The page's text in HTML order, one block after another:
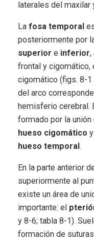
laterales del maxilar
La fosa temporal
posteriormente por
superior e inferior,
frontal y cigomático,
cigomático (figs. 8-1
del arco
hemisferio cerebral.
formado por la unión
hueso cigomático
hueso temporal.
En la parte anterior
superiormente al
existe un área de
importante: el
y 8-6; tabla 8-1).
formación de